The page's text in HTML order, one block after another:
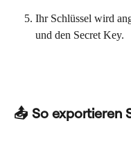
Ihr Schlüssel wird
und den Secret Key.
📤 So exportieren